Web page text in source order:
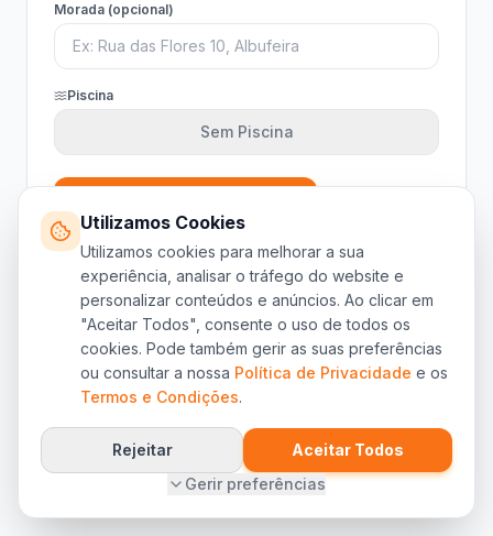
Morada (opcional)
Piscina
Sem Piscina
ou
Calcular por Agosto
Utilizamos Cookies
Utilizamos cookies para melhorar a sua
experiência, analisar o tráfego do website e
personalizar conteúdos e anúncios. Ao clicar em
"Aceitar Todos", consente o uso de todos os
cookies. Pode também gerir as suas preferências
ou consultar a nossa Política de Privacidade e os
Termos e Condições.
Gerir preferências
Rejeitar Aceitar Todos